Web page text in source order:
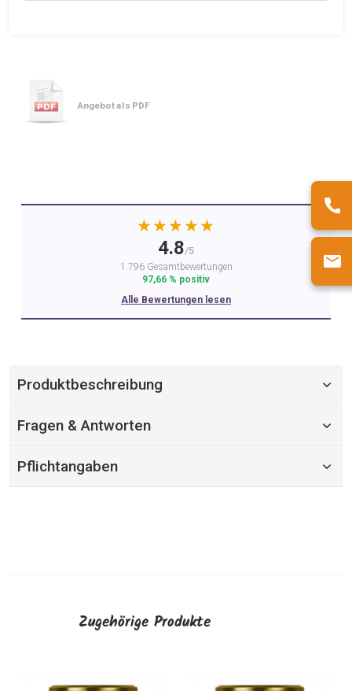
Angebot als PDF
★★★★★
4.8/5
1.796 Gesamtbewertungen
97,66 % positiv
Alle Bewertungen lesen
Produktbeschreibung
Fragen & Antworten
Pflichtangaben
Zugehörige Produkte